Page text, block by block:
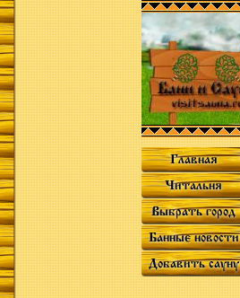
Главная
Читальня
Выбрать город
Банные новости
Добавить сауну